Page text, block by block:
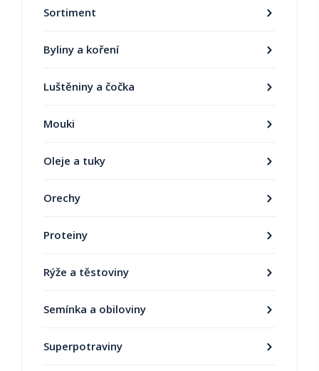
Sortiment
Byliny a koření
Luštěniny a čočka
Mouki
Oleje a tuky
Orechy
Proteiny
Rýže a těstoviny
Semínka a obiloviny
Superpotraviny